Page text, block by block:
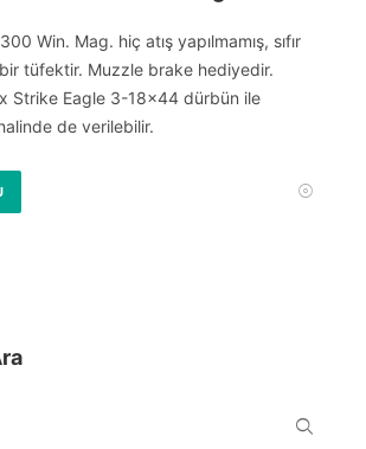
Win. Mag. hiç atış yapılmamış, sıfır
tüfektir. Muzzle brake hediyedir.
Strike Eagle 3-18×44 dürbün ile
de verilebilir.